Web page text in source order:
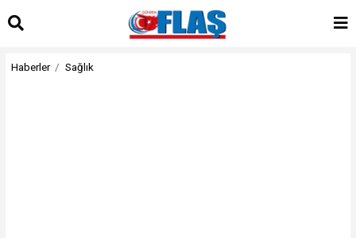
Haberler Sağlık